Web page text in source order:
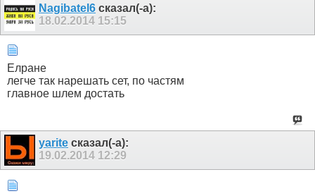
Nagibatel6 сказал(-а):
18.02.2014 15:15
Елране
легче так нарешать сет, по частям
главное шлем достать
yarite сказал(-а):
19.02.2014 12:29